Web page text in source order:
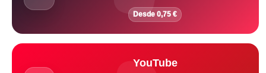
Desde 0,75 €
YouTube